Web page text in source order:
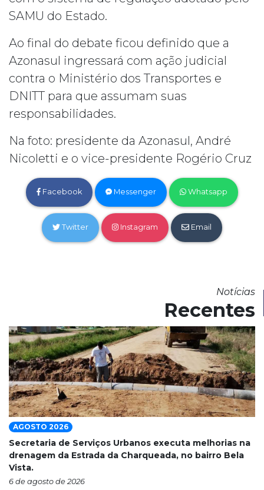
SAMU do Estado.
Ao final do debate ficou definido que a
Azonasul ingressará com ação judicial
contra o Ministério dos Transportes e
DNITT para que assumam suas
responsabilidades.
Na foto: presidente da Azonasul, André
Nicoletti e o vice-presidente Rogério Cruz
Facebook Messenger Whatsapp
Twitter Instagram Email
Notícias
Recentes
AGOSTO 2026
Secretaria de Serviços Urbanos executa melhorias na
drenagem da Estrada da Charqueada, no bairro Bela
Vista.
6 de agosto de 2026